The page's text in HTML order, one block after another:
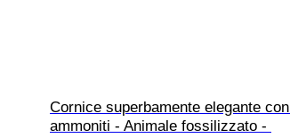
Cornice superbamente elegante con
ammoniti - Animale fossilizzato -